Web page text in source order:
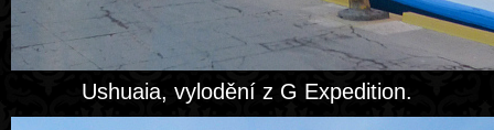
Ushuaia, vylodění z G Expedition.